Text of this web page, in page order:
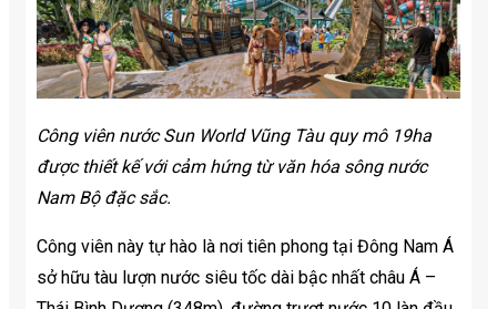
Công viên nước Sun World Vũng Tàu quy mô 19ha
được thiết kế với cảm hứng từ văn hóa sông nước
Nam Bộ đặc sắc.
Công viên này tự hào là nơi tiên phong tại Đông Nam Á
sở hữu tàu lượn nước siêu tốc dài bậc nhất châu Á –